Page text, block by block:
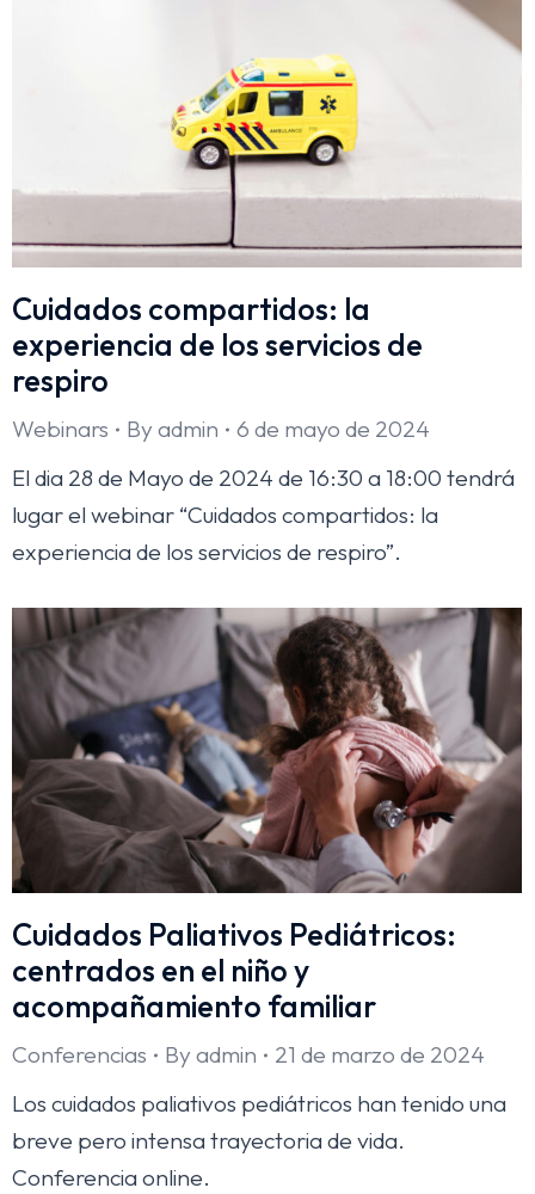
Cuidados compartidos: la
experiencia de los servicios de
respiro
Webinars By admin
6 de mayo de 2024
El dia 28 de Mayo de 2024 de 16:30 a 18:00 tendrá
lugar el webinar “Cuidados compartidos: la
experiencia de los servicios de respiro”.
Cuidados Paliativos Pediátricos:
centrados en el niño y
acompañamiento familiar
Conferencias By admin
21 de marzo de 2024
Los cuidados paliativos pediátricos han tenido una
breve pero intensa trayectoria de vida.
Conferencia online.